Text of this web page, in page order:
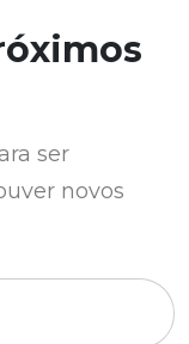
ser
novos